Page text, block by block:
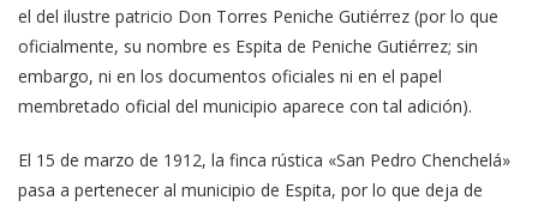
el del ilustre patricio Don Torres Peniche Gutiérrez (por lo que
oficialmente, su nombre es Espita de Peniche Gutiérrez; sin
embargo, ni en los documentos oficiales ni en el papel
membretado oficial del municipio aparece con tal adición).
El 15 de marzo de 1912, la finca rústica «San Pedro Chenchelá»
pasa a pertenecer al municipio de Espita, por lo que deja de